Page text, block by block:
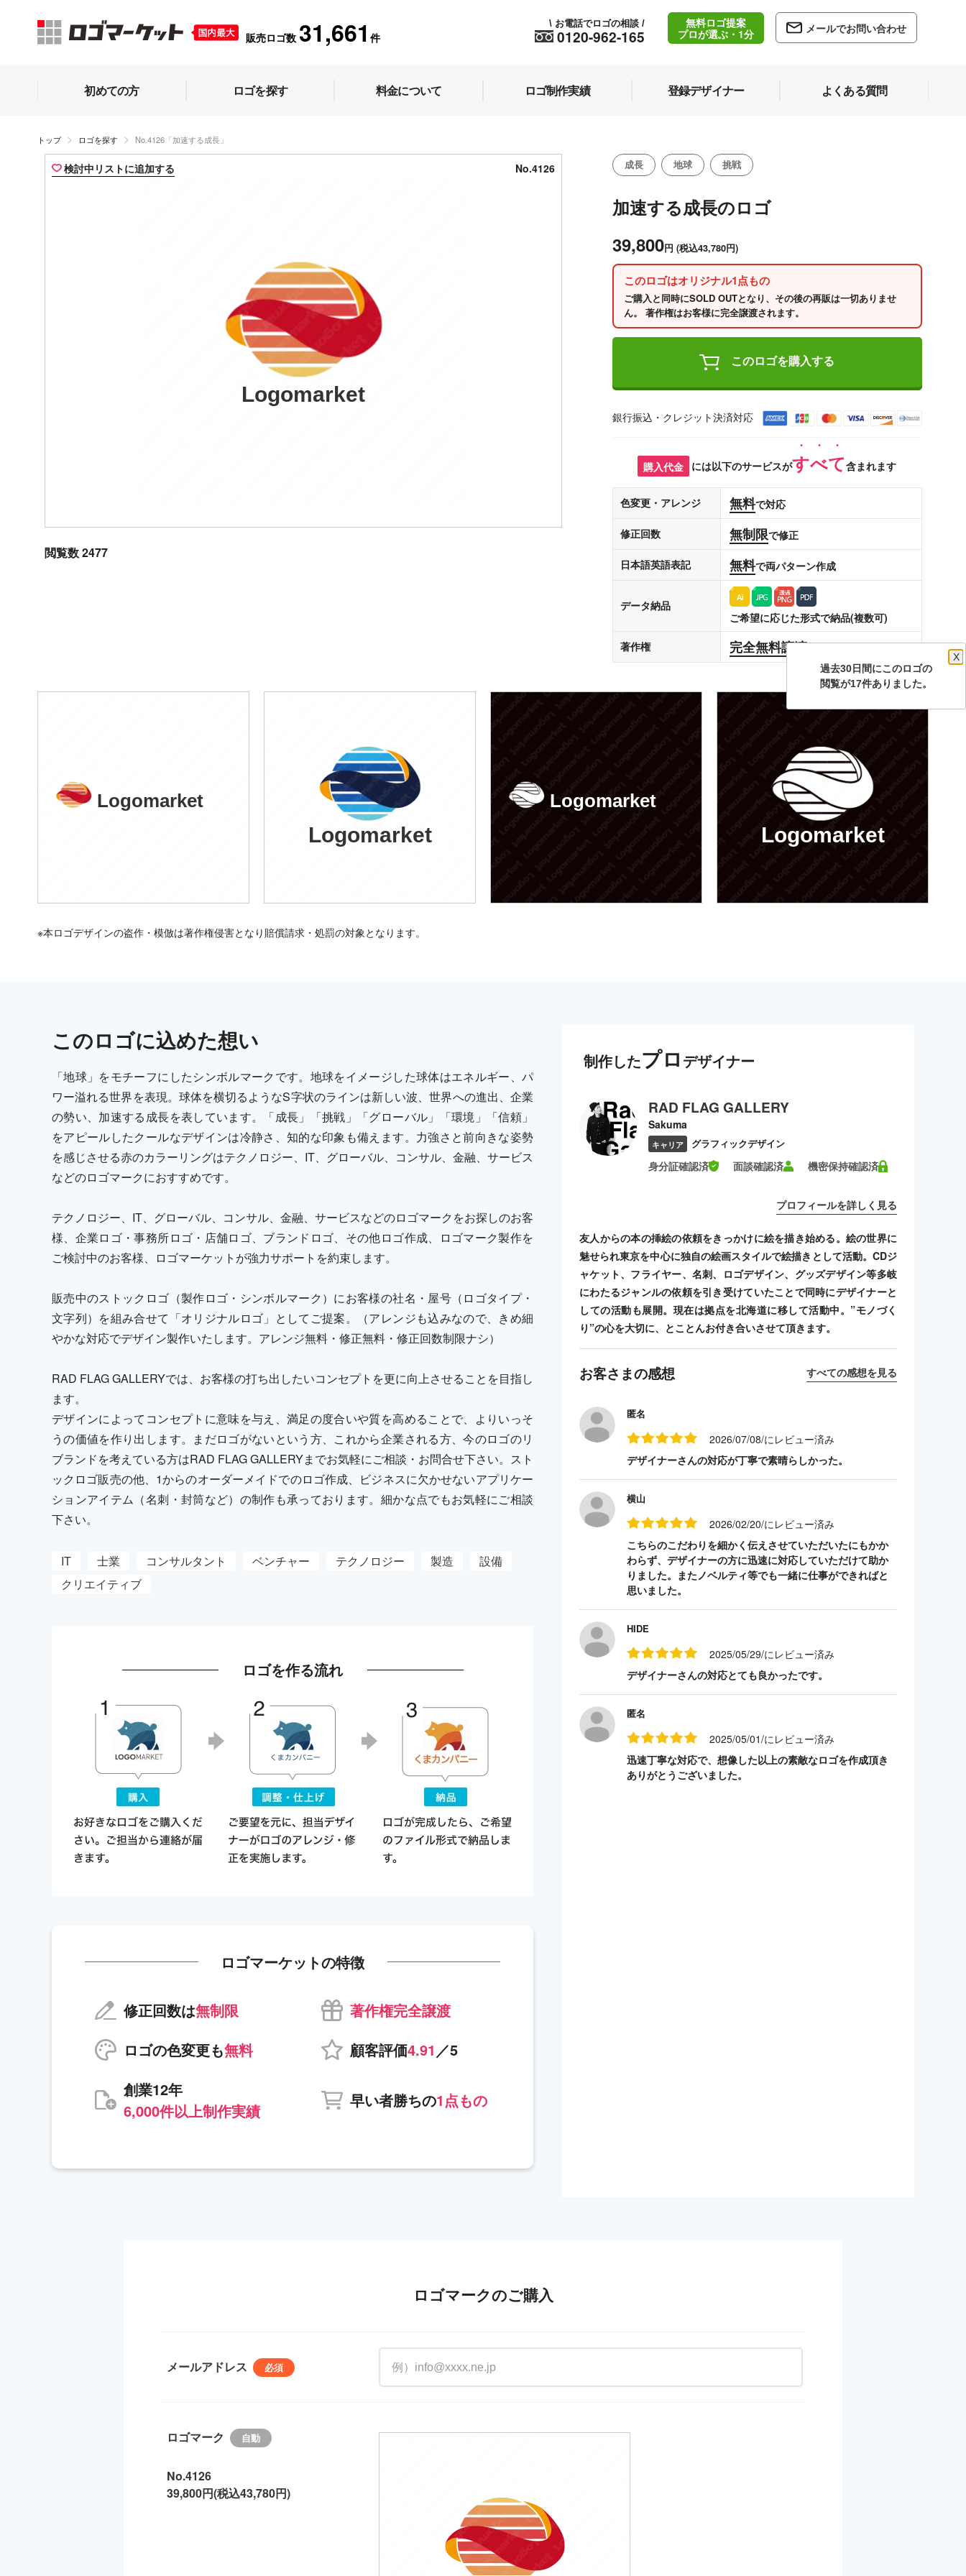
販売ロゴ数 31,661 件 0120-962-165
\ お電話でロゴの相談 /
無料ロゴ提案
プロが選ぶ・1分
メールでお問い合わせ
初めての方 ロゴを探す 料金について ロゴ制作実績 登録デザイナー よくある質問
トップ ロゴを探す No.4126「加速する成長」
検討中リストに追加する No.4126
Logomarket
閲覧数 2477
成長 地球 挑戦
加速する成長のロゴ
39,800円 (税込43,780円)
このロゴはオリジナル1点もの
ご購入と同時にSOLD OUTとなり、その後の再販は一切ありませ
ん。 著作権はお客様に完全譲渡されます。
このロゴを購入する
銀行振込・クレジット決済対応
購入代金 には以下のサービスがすべて含まれます
色変更・アレンジ 無料で対応
修正回数 無制限で修正
日本語英語表記 無料で両パターン作成
データ納品
ご希望に応じた形式で納品(複数可)
著作権
完全無料譲渡します
Logomarket
Logomarket
Logomarket
Logomarket
※本ロゴデザインの盗作・模倣は著作権侵害となり賠償請求・処罰の対象となります。
このロゴに込めた想い
「地球」をモチーフにしたシンボルマークです。地球をイメージした球体はエネルギー、パ
ワー溢れる世界を表現。球体を横切るようなS字状のラインは新しい波、世界への進出、企業
の勢い、加速する成長を表しています。「成長」「挑戦」「グローバル」「環境」「信頼」
をアピールしたクールなデザインは冷静さ、知的な印象も備えます。力強さと前向きな姿勢
を感じさせる赤のカラーリングはテクノロジー、IT、グローバル、コンサル、金融、サービス
などのロゴマークにおすすめです。
テクノロジー、IT、グローバル、コンサル、金融、サービスなどのロゴマークをお探しのお客
様、企業ロゴ・事務所ロゴ・店舗ロゴ、ブランドロゴ、その他ロゴ作成、ロゴマーク製作を
ご検討中のお客様、ロゴマーケットが強力サポートを約束します。
販売中のストックロゴ（製作ロゴ・シンボルマーク）にお客様の社名・屋号（ロゴタイプ・
文字列）を組み合せて「オリジナルロゴ」としてご提案。（アレンジも込みなので、きめ細
やかな対応でデザイン製作いたします。アレンジ無料・修正無料・修正回数制限ナシ）
RAD FLAG GALLERYでは、お客様の打ち出したいコンセプトを更に向上させることを目指し
ます。
デザインによってコンセプトに意味を与え、満足の度合いや質を高めることで、よりいっそ
うの価値を作り出します。まだロゴがないという方、これから企業される方、今のロゴのリ
ブランドを考えている方はRAD FLAG GALLERYまでお気軽にご相談・お問合せ下さい。スト
ックロゴ販売の他、1からのオーダーメイドでのロゴ作成、ビジネスに欠かせないアプリケー
ションアイテム（名刺・封筒など）の制作も承っております。細かな点でもお気軽にご相談
下さい。
IT 士業 コンサルタント ベンチャー テクノロジー 製造
設備
クリエイティブ
ロゴを作る流れ
ロゴマーケットの特徴
修正回数は無制限
著作権完全譲渡
ロゴの色変更も無料 顧客評価4.91 ／5
創業12年
6,000件以上制作実績
早い者勝ちの1点もの
制作したプロ デザイナー
RAD FLAG GALLERY
Sakuma
キャリア グラフィックデザイン
身分証確認済 面談確認済 機密保持確認済
プロフィールを詳しく見る
友人からの本の挿絵の依頼をきっかけに絵を描き始める。絵の世界に
魅せられ東京を中心に独自の絵画スタイルで絵描きとして活動。CDジ
ャケット、フライヤー、名刺、ロゴデザイン、グッズデザイン等多岐
にわたるジャンルの依頼を引き受けていたことで同時にデザイナーと
しての活動も展開。現在は拠点を北海道に移して活動中。”モノづく
り”の心を大切に、とことんお付き合いさせて頂きます。
お客さまの感想 すべての感想を見る
匿名
2026/07/08/にレビュー済み
デザイナーさんの対応が丁寧で素晴らしかった。
横山
2026/02/20/にレビュー済み
こちらのこだわりを細かく伝えさせていただいたにもかか
わらず、デザイナーの方に迅速に対応していただけて助か
りました。またノベルティ等でも一緒に仕事ができればと
思いました。
HIDE
2025/05/29/にレビュー済み
デザイナーさんの対応とても良かったです。
匿名
2025/05/01/にレビュー済み
迅速丁寧な対応で、想像した以上の素敵なロゴを作成頂き
ありがとうございました。
ロゴマークのご購入
メールアドレス
ロゴマーク
No.4126
39,800円(税込43,780円)
過去30日間にこのロゴの
X
閲覧が17件ありました。